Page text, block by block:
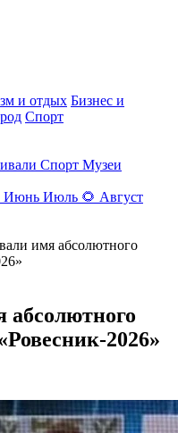
и отдых Бизнес и
Спорт
Спорт Музеи
Июнь Июль 🌻 Август
имя абсолютного
абсолютного
2026»